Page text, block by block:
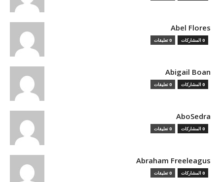
Abel Flores
0 المشاركات 0 تعليقات
Abigail Boan
0 المشاركات 0 تعليقات
AboSedra
0 المشاركات 0 تعليقات
Abraham Freeleagus
0 المشاركات 0 تعليقات